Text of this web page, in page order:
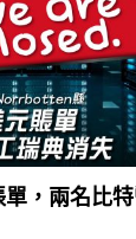
，兩名比